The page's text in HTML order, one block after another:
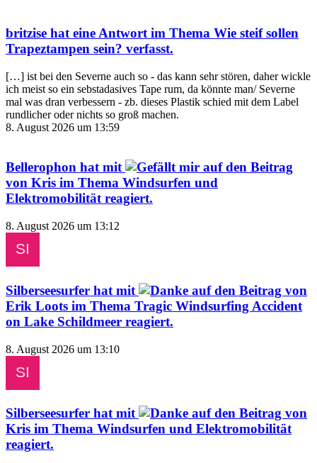
britzise hat eine Antwort im Thema Wie steif sollen
Trapeztampen sein? verfasst.
[…] ist bei den Severne auch so - das kann sehr stören, daher wickle
ich meist so ein sebstadasives Tape rum, da könnte man/ Severne
mal was dran verbessern - zb. dieses Plastik schied mit dem Label
rundlicher oder nichts so groß machen.
8. August 2026 um 13:59
Bellerophon hat mit
auf den Beitrag
von Kris im Thema Windsurfen und
Elektromobilitätreagiert.
8. August 2026 um 13:12
Silberseesurfer hat mit
auf den Beitrag von
Erik Loots im Thema Tragic Windsurfing Accident
on Lake Schildmeer reagiert.
8. August 2026 um 13:10
Silberseesurfer hat mit
auf den Beitrag von
Kris im Thema Windsurfen und Elektromobilität
reagiert.